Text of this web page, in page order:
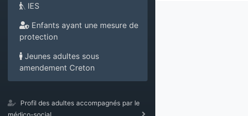
IES
Enfants ayant une mesure de
protection
Jeunes adultes sous
amendement Creton
Profil des adultes accompagnés par le